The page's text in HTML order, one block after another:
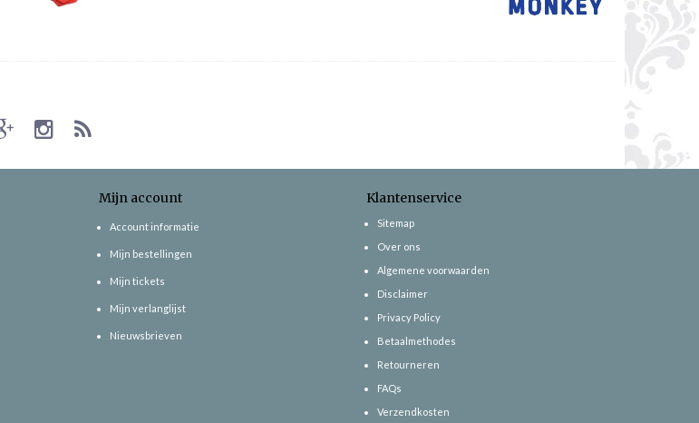
Mijn account
Account informatie
Mijn bestellingen
Mijn tickets
Mijn verlanglijst
Nieuwsbrieven
Klantenservice
Sitemap
Over ons
Algemene voorwaarden
Disclaimer
Privacy Policy
Betaalmethodes
Retourneren
FAQs
Verzendkosten